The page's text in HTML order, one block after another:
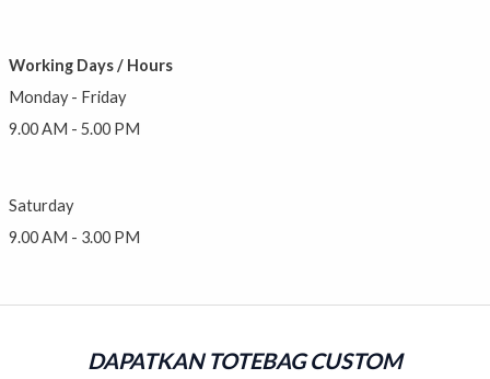
Working Days / Hours
Monday - Friday
9.00 AM - 5.00 PM
Saturday
9.00 AM - 3.00 PM
DAPATKAN TOTEBAG CUSTOM